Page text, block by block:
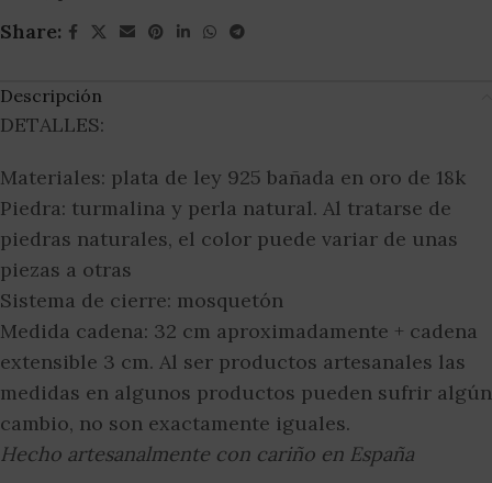
Share:
Descripción
DETALLES:
Materiales: plata de ley 925 bañada en oro de 18k
Piedra: turmalina y perla natural. Al tratarse de
piedras naturales, el color puede variar de unas
piezas a otras
Sistema de cierre: mosquetón
Medida cadena: 32 cm aproximadamente + cadena
extensible 3 cm. Al ser productos artesanales las
medidas en algunos productos pueden sufrir algún
cambio, no son exactamente iguales.
Hecho artesanalmente con cariño en España